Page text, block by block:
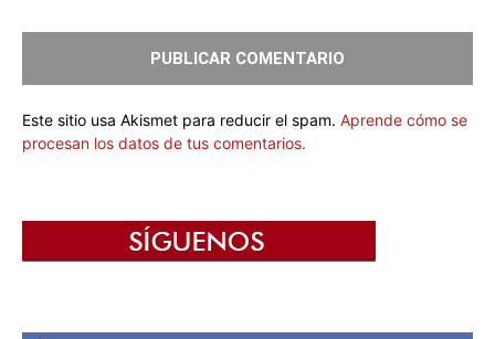
Este sitio usa Akismet para reducir el spam. Aprende cómo se
procesan los datos de tus comentarios.